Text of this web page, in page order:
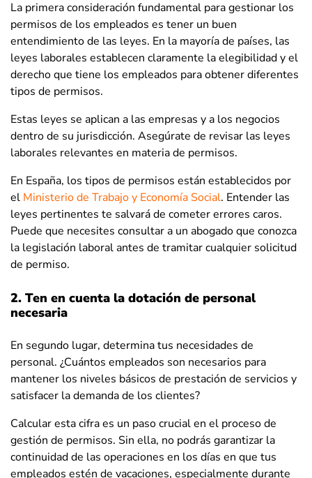
La primera consideración fundamental para gestionar los
permisos de los empleados es tener un buen
entendimiento de las leyes. En la mayoría de países, las
leyes laborales establecen claramente la elegibilidad y el
derecho que tiene los empleados para obtener diferentes
tipos de permisos.
Estas leyes se aplican a las empresas y a los negocios
dentro de su jurisdicción. Asegúrate de revisar las leyes
laborales relevantes en materia de permisos.
En España, los tipos de permisos están establecidos por
el Ministerio de Trabajo y Economía Social. Entender las
leyes pertinentes te salvará de cometer errores caros.
Puede que necesites consultar a un abogado que conozca
la legislación laboral antes de tramitar cualquier solicitud
de permiso.
2. Ten en cuenta la dotación de personal
necesaria
En segundo lugar, determina tus necesidades de
personal. ¿Cuántos empleados son necesarios para
mantener los niveles básicos de prestación de servicios y
satisfacer la demanda de los clientes?
Calcular esta cifra es un paso crucial en el proceso de
gestión de permisos. Sin ella, no podrás garantizar la
continuidad de las operaciones en los días en que tus
empleados estén de vacaciones, especialmente durante